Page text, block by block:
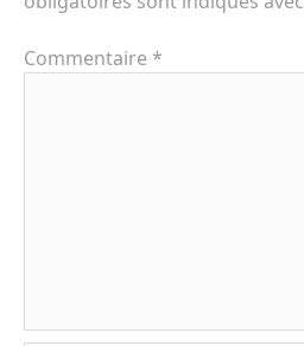
Commentaire *